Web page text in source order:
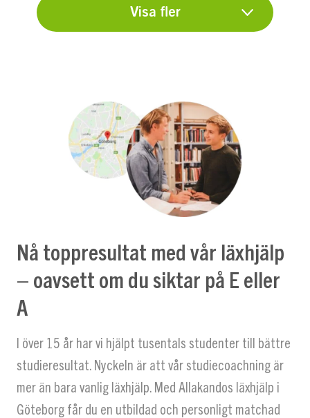
Visa fler
Nå toppresultat med vår läxhjälp
– oavsett om du siktar på E eller
A
I över 15 år har vi hjälpt tusentals studenter till bättre
studieresultat. Nyckeln är att vår studiecoachning är
mer än bara vanlig läxhjälp. Med Allakandos läxhjälp i
Göteborg får du en utbildad och personligt matchad